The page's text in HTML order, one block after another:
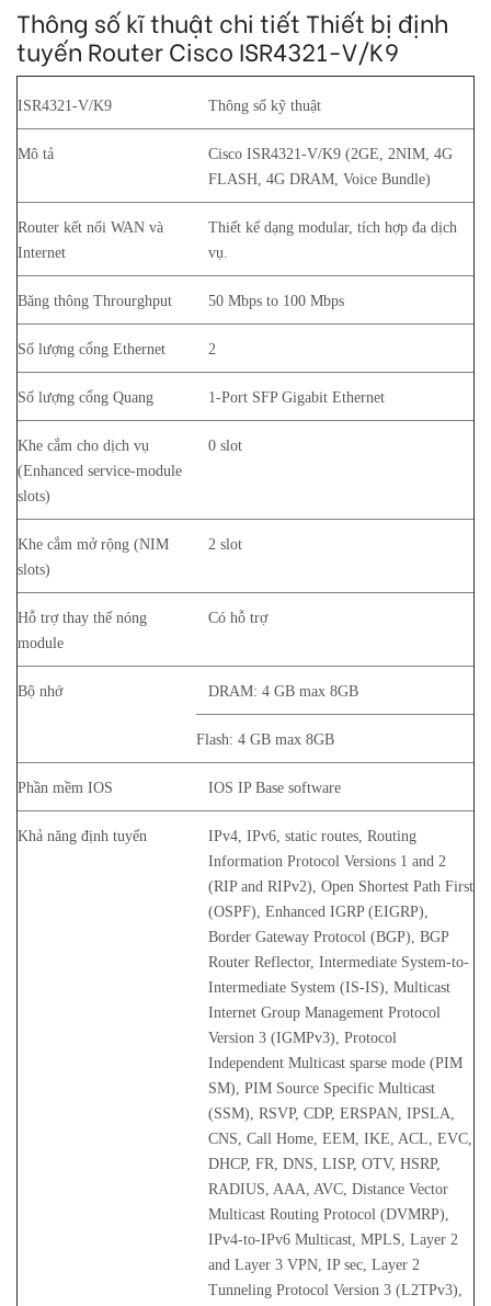
Thông số kĩ thuật chi tiết Thiết bị định
tuyến Router Cisco ISR4321-V/K9
ISR4321-V/K9 Thông số kỹ thuật
Mô tả
Cisco ISR4321-V/K9 (2GE, 2NIM, 4G
FLASH, 4G DRAM, Voice Bundle)
Router kết nối WAN và
Internet
Thiết kế dạng modular, tích hợp đa dịch
vụ.
Băng thông Throurghput 50 Mbps to 100 Mbps
Số lượng cổng Ethernet 2
Số lượng cổng Quang 1-Port SFP Gigabit Ethernet
Khe cắm cho dịch vụ
(Enhanced service-module
slots)
0 slot
Khe cắm mở rộng (NIM
slots)
2 slot
Hỗ trợ thay thế nóng
module
Có hỗ trợ
Bộ nhớ DRAM: 4 GB max 8GB
Flash: 4 GB max 8GB
Phần mềm IOS IOS IP Base software
Khả năng định tuyến
IPv4, IPv6, static routes, Routing
Information Protocol Versions 1 and 2
(RIP and RIPv2), Open Shortest Path First
(OSPF), Enhanced IGRP (EIGRP),
Border Gateway Protocol (BGP), BGP
Router Reflector, Intermediate System-to-
Intermediate System (IS-IS), Multicast
Internet Group Management Protocol
Version 3 (IGMPv3), Protocol
Independent Multicast sparse mode (PIM
SM), PIM Source Specific Multicast
(SSM), RSVP, CDP, ERSPAN, IPSLA,
CNS, Call Home, EEM, IKE, ACL, EVC,
DHCP, FR, DNS, LISP, OTV, HSRP,
RADIUS, AAA, AVC, Distance Vector
Multicast Routing Protocol (DVMRP),
IPv4-to-IPv6 Multicast, MPLS, Layer 2
and Layer 3 VPN, IP sec, Layer 2
Tunneling Protocol Version 3 (L2TPv3),